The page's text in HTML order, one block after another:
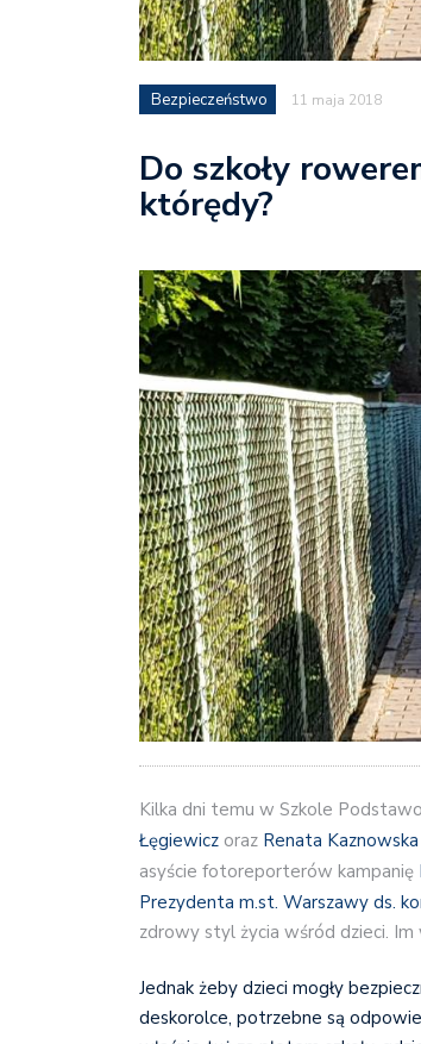
Bezpieczeństwo 11 maja 2018
Do szkoły
którędy?
Kilka dni temu w Szkole
Łęgiewicz oraz Renata
asyście fotoreporterów kampanię
Prezydenta m.st. Warszawy ds.
zdrowy styl życia wśród dzieci. Im
Jednak żeby dzieci mogły
deskorolce, potrzebne są